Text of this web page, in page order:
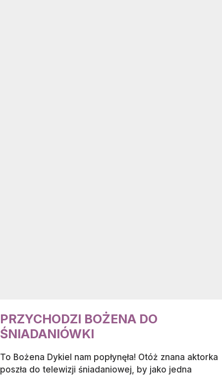
PRZYCHODZI BOŻENA DO
ŚNIADANIÓWKI
To Bożena Dykiel nam popłynęła! Otóż znana aktorka
poszła do telewizji śniadaniowej, by jako jedna